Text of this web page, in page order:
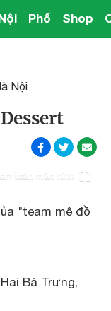
Phố Shop
Nội
toàn màn hình
"team mê đồ
Bà Trưng,